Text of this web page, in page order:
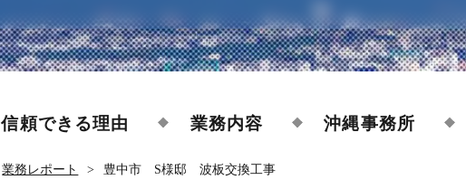
信頼できる理由 業務内容 沖縄事務所
業務レポート 豊中市 S様邸 波板交換工事